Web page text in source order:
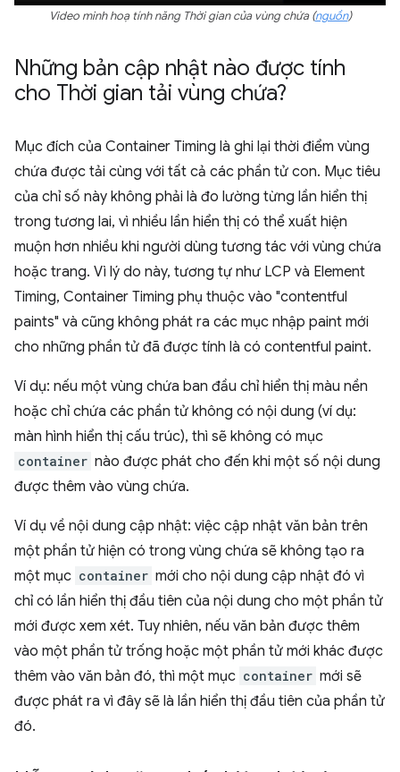
Video minh hoạ tính năng Thời gian của vùng chứa (nguồn)
Những bản cập nhật nào được tính
cho Thời gian tải vùng chứa?
Mục đích của Container Timing là ghi lại thời điểm vùng
chứa được tải cùng với tất cả các phần tử con. Mục tiêu
của chỉ số này không phải là đo lường từng lần hiển thị
trong tương lai, vì nhiều lần hiển thị có thể xuất hiện
muộn hơn nhiều khi người dùng tương tác với vùng chứa
hoặc trang. Vì lý do này, tương tự như LCP và Element
Timing, Container Timing phụ thuộc vào "contentful
paints" và cũng không phát ra các mục nhập paint mới
cho những phần tử đã được tính là có contentful paint.
Ví dụ: nếu một vùng chứa ban đầu chỉ hiển thị màu nền
hoặc chỉ chứa các phần tử không có nội dung (ví dụ:
màn hình hiển thị cấu trúc), thì sẽ không có mục
container nào được phát cho đến khi một số nội dung
được thêm vào vùng chứa.
Ví dụ về nội dung cập nhật: việc cập nhật văn bản trên
một phần tử hiện có trong vùng chứa sẽ không tạo ra
một mục container mới cho nội dung cập nhật đó vì
chỉ có lần hiển thị đầu tiên của nội dung cho một phần tử
mới được xem xét. Tuy nhiên, nếu văn bản được thêm
vào một phần tử trống hoặc một phần tử mới khác được
thêm vào văn bản đó, thì một mục container mới sẽ
được phát ra vì đây sẽ là lần hiển thị đầu tiên của phần tử
đó.